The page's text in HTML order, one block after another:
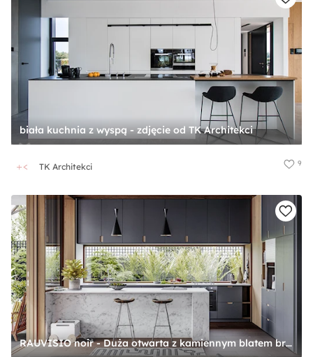
biała kuchnia z wyspą - zdjęcie od TK Architekci
TK Architekci 9
RAUVISIO noir - Duża otwarta z kamiennym blatem brązowa z zabudowaną lodówką kuchnia w kształcie litery u z oknem, styl nowoczesny - zdjęcie od REHAU